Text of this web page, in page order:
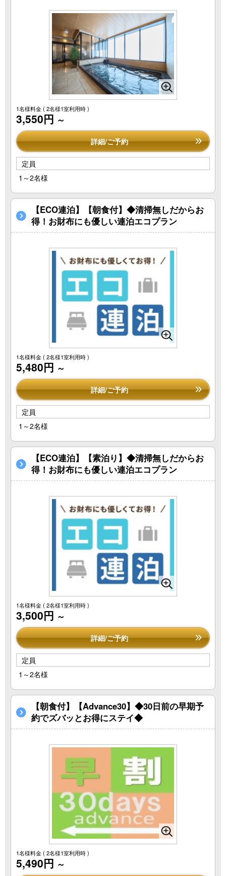
1名様料金( 2名様1室利用時 )
3,550円 ～
詳細/ご予約
定員
1～2名様
【ECO連泊】【朝食付】◆清掃無しだからお
得！お財布にも優しい連泊エコプラン
1名様料金( 2名様1室利用時 )
5,480円 ～
詳細/ご予約
定員
1～2名様
【ECO連泊】【素泊り】◆清掃無しだからお
得！お財布にも優しい連泊エコプラン
1名様料金( 2名様1室利用時 )
3,500円 ～
詳細/ご予約
定員
1～2名様
【朝食付】【Advance30】◆30日前の早期予
約でズバッとお得にステイ◆
1名様料金( 2名様1室利用時 )
5,490円 ～